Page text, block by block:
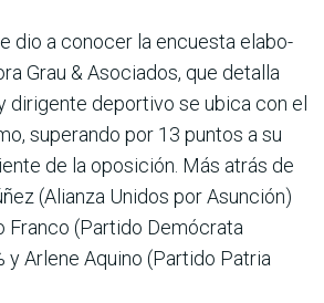
dio a conocer la encuesta elabo­
Grau & Asociados, que detalla
dirigente deportivo se ubica con el
superando por 13 puntos a su
de la oposición. Más atrás de
(Alianza Uni­dos por Asunción)
Franco (Partido Demócrata
y Arlene Aquino (Partido Patria